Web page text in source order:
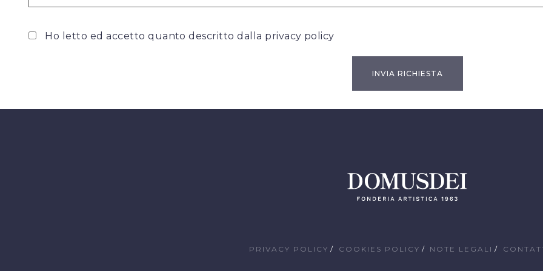
Ho letto ed accetto quanto descritto dalla privacy policy
PRIVACY POLICY COOKIES POLICY NOTE LEGALI